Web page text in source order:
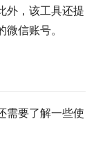
外，该工具还提
信账号。
需要了解一些使